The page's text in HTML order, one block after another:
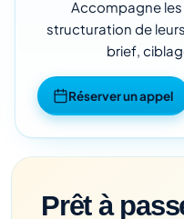
Accompagne les
structuration de
brief,
Réserver un appel
Prêt à